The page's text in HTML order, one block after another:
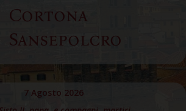
Cortona
Sansepolcro
7 Agosto 2026